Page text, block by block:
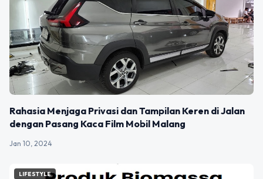
Rahasia Menjaga Privasi dan Tampilan Keren di Jalan
dengan Pasang Kaca Film Mobil Malang
Jan 10, 2024
LIFESTYLE